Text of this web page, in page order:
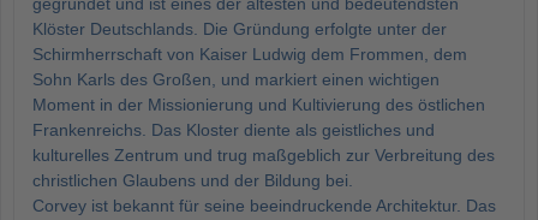
Klöster Deutschlands. Die Gründung erfolgte unter der
Schirmherrschaft von Kaiser Ludwig dem Frommen, dem
Sohn Karls des Großen, und markiert einen wichtigen
Moment in der Missionierung und Kultivierung des östlichen
Frankenreichs. Das Kloster diente als geistliches und
kulturelles Zentrum und trug maßgeblich zur Verbreitung des
christlichen Glaubens und der Bildung bei.
Corvey ist bekannt für seine beeindruckende Architektur. Das